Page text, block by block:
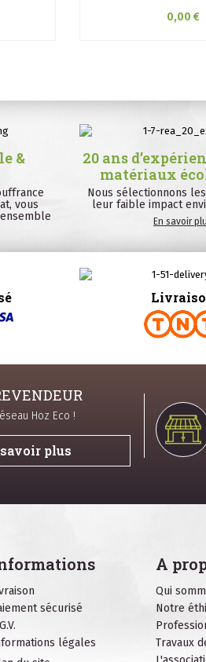
0,00 €
&
vous
20 ans
matériaux
Nous sélectionnons
leur faible impact
En savoir
Hoz Eco !
plus
sécurisé
légales
A
Qui
Notre
Travaux